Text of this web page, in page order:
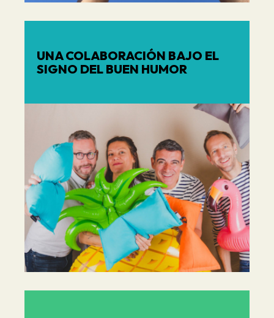
UNA COLABORACIÓN BAJO EL
SIGNO DEL BUEN HUMOR